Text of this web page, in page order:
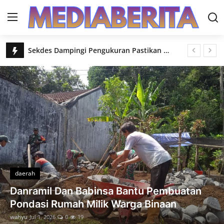
Login Register
Home
daerah
Gallery
Contact
Sekdes Dampingi Pengukuran Pastikan Hasil TMMD Sesuai Standar
TMMD Reguler ke-129 Pak RW Sakum Setia Dampingi Pembangunan Desa
Sepiring Nasi dari Pak Ha Penyemangat Satgas TMMD di Tengah Terik Matahari
Kompak Isi Molen Warga dan Satgas Berpacu Wujudkan Jalan Impian Desa
Semangat Satgas Tak Surut Demi Rampungkan TMMD
Dua Orang Satu Angkong Kekompakan Warga Taklukkan Tanjakan di Lokasi TMMD
Sentuhan Akhir di Permukaan Beton Ketelitian Samsi Menentukan Kualitas Jalan TMMD
Talud Pertama Rampung Langkah Nyata TMMD Lindungi Jalan Desa
Samsidi Tersimpan Rasa Syukur atas Hadirnya TMMD
Geser Molen Demi Kelancaran Cor Pak Eko Tak Kenal Lelah Bantu TMMD
Mbah Hadi Tak Mau Tinggal Diam Ikut Bergotong Royong Demi Jalan Impian Desa
Senyum Noval di Jalan TMMD Harapan Kecil Menuju Masa Depan yang Lebih Mudah
daerah
Babinsa Koramil 13 Banjarmangu Sigap
Bantu Warga Bangun RTLH
wahyu Jul 2, 2026 0 15